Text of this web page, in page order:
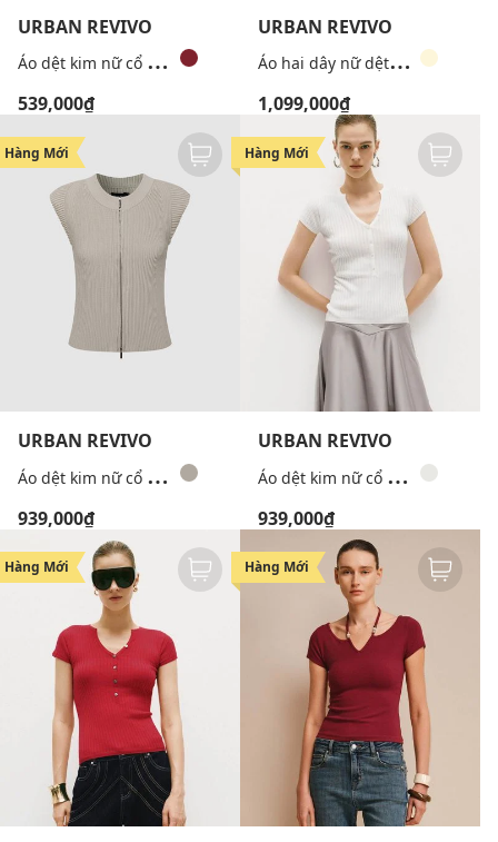
URBAN REVIVO
Á
o dệt kim nữ cổ V tay ngắn phối dây yếm
539,000₫
URBAN REVIVO
Á
o hai dây nữ dệt kim phối khuy thắt nơ
1,099,000₫
Hàng Mới
URBAN REVIVO
Á
o dệt kim nữ cổ tròn khóa kéo
939,000₫
Hàng Mới
URBAN REVIVO
Á
o dệt kim nữ cổ V tay ngắn thanh lịch
939,000₫
Hàng Mới Hàng Mới